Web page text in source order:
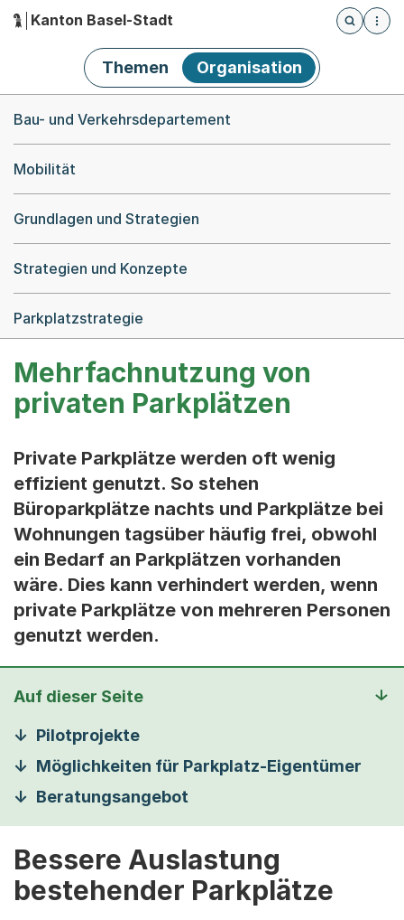
Hauptnavigation
Kanton Basel-Stadt
Öffnet
Themen Organisation
Bau- und Verkehrsdepartement
Mobilität
Grundlagen und Strategien
Strategien und Konzepte
Parkplatzstrategie
Mehrfachnutzung von
privaten Parkplätzen
Private Parkplätze werden oft wenig
effizient genutzt. So stehen
Büroparkplätze nachts und Parkplätze bei
Wohnungen tagsüber häufig frei, obwohl
ein Bedarf an Parkplätzen vorhanden
wäre. Dies kann verhindert werden, wenn
private Parkplätze von mehreren Personen
genutzt werden.
Auf dieser Seite
Pilotprojekte
Möglichkeiten für Parkplatz-Eigentümer
Beratungsangebot
Bessere Auslastung
bestehender Parkplätze